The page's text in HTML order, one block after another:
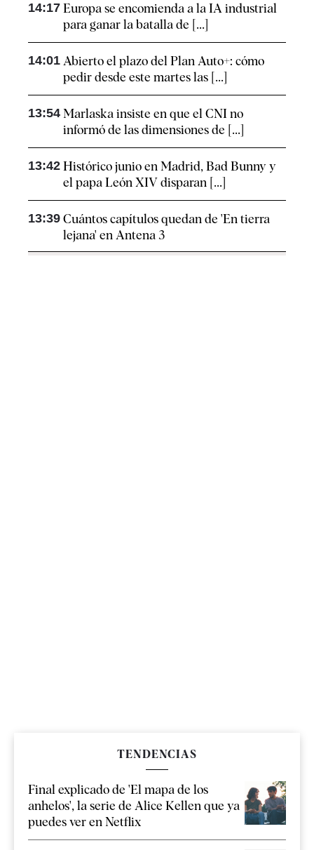
14:17 Europa se encomienda a la IA industrial
para ganar la batalla de [...]
14:01 Abierto el plazo del Plan Auto+: cómo
pedir desde este martes las [...]
13:54 Marlaska insiste en que el CNI no
informó de las dimensiones de [...]
13:42 Histórico junio en Madrid, Bad Bunny y
el papa León XIV disparan [...]
13:39 Cuántos capítulos quedan de 'En tierra
lejana' en Antena 3
TENDENCIAS
Final explicado de 'El mapa de los
anhelos', la serie de Alice Kellen que ya
puedes ver en Netflix